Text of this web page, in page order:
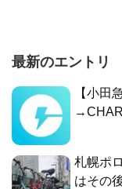
最新のエントリ
【小田
札幌ポ
はその